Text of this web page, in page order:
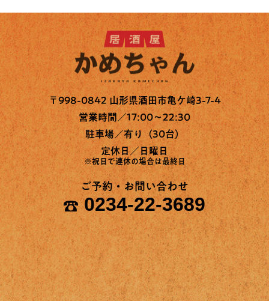
〒998-0842 山形県酒田市亀ケ崎3-7-4
営業時間／17:00～22:30
駐車場／有り（30台）
定休日／日曜日
※祝日で連休の場合は最終日
ご予約・お問い合わせ
0234-22-3689